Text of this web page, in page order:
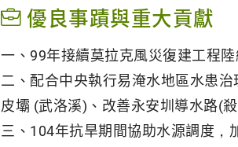
優良事蹟與重大貢獻
一、99年接續莫拉克風災復建工程
二、配合中央執行易淹水地區水患
皮壩 (武洛溪)、改善永安圳導水路(
三、104年抗旱期間協助水源調度，